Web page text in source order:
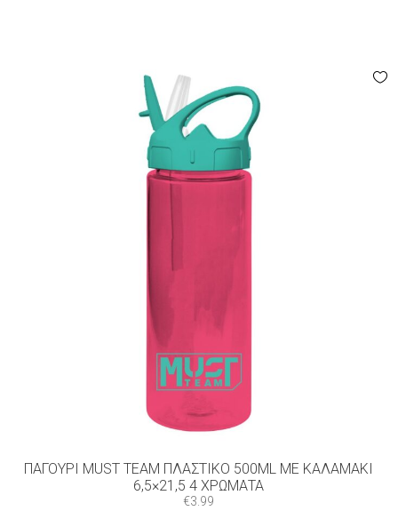
ΠΑΓΟΎΡΙ MUST TEAM ΠΛΑΣΤΙΚΌ 500ML ΜΕ ΚΑΛΑΜΆΚΙ
6,5×21,5 4 ΧΡΏΜΑΤΑ
€3.99